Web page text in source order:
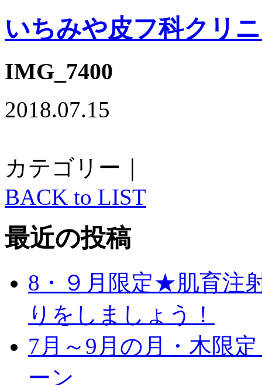
いちみや皮フ科クリ
IMG_7400
2018.07.15
カテゴリー｜
BACK to LIST
最近の投稿
8・９月限定★肌育注
りをしましょう！
7月～9月の月・木限
ーン